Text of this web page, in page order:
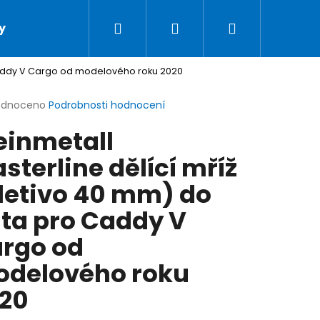
Podmínky ochrany osobních údajů
Hledat PřihlášeníNákupní
V Cargo od modelového roku 2020
Podrobnosti hodnocení
dělící mříž
40 mm) do
pro Caddy V
od
roku
AUTOPÁS PRO PSY